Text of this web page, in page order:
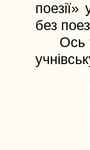
без
Ось